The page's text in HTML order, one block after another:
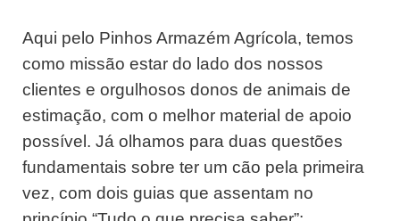
Aqui pelo Pinhos Armazém Agrícola, temos
como missão estar do lado dos nossos
clientes e orgulhosos donos de animais de
estimação, com o melhor material de apoio
possível. Já olhamos para duas questões
fundamentais sobre ter um cão pela primeira
vez, com dois guias que assentam no